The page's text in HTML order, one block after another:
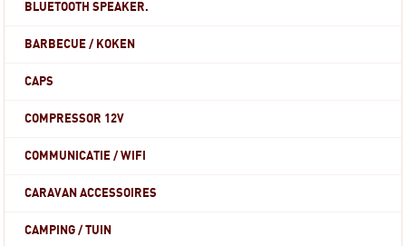
BLUETOOTH SPEAKER.
BARBECUE / KOKEN
CAPS
COMPRESSOR 12V
COMMUNICATIE / WIFI
CARAVAN ACCESSOIRES
CAMPING / TUIN